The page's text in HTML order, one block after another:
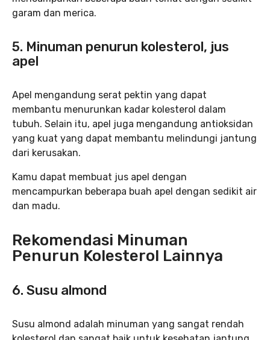
garam dan merica.
5. Minuman penurun kolesterol, jus
apel
Apel mengandung serat pektin yang dapat
membantu menurunkan kadar kolesterol dalam
tubuh. Selain itu, apel juga mengandung antioksidan
yang kuat yang dapat membantu melindungi jantung
dari kerusakan.
Kamu dapat membuat jus apel dengan
mencampurkan beberapa buah apel dengan sedikit air
dan madu.
Rekomendasi Minuman
Penurun Kolesterol Lainnya
6. Susu almond
Susu almond adalah minuman yang sangat rendah